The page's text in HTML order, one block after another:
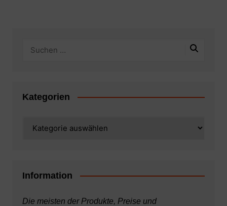
Kategorien
Information
Die meisten der Produkte, Preise und